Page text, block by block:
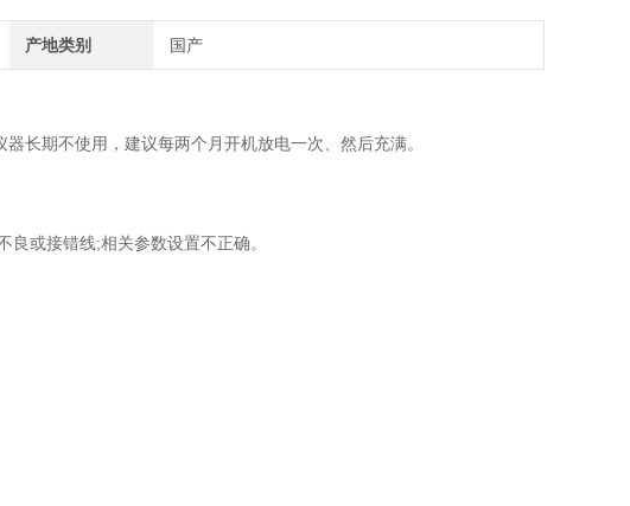
产地类别 国产
长期不使用，建议每两个月开机放电一次、然后充满。
或接错线;相关参数设置不正确。